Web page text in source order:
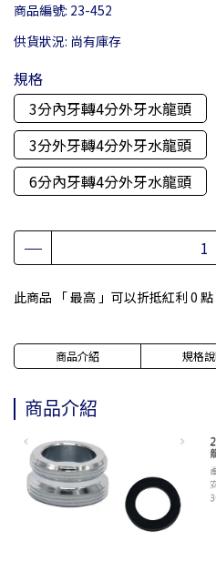
商品編號: 23-452
供貨狀況: 尚有庫存
規格
3分內牙轉4分外牙水龍頭
3分外牙轉4分外牙水龍頭
6分內牙轉4分外牙水龍頭
此商品 「 最高 」可以折抵紅利 0
商品介紹 規格
商品介紹